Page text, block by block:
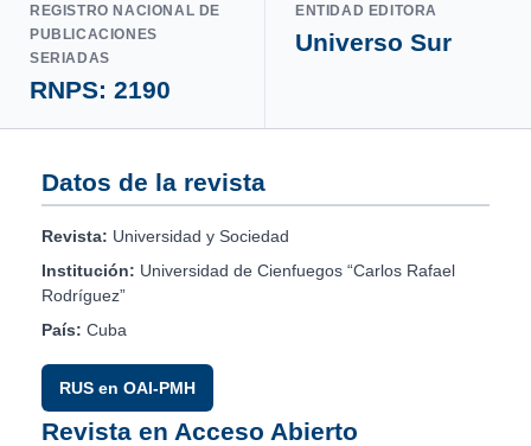
REGISTRO NACIONAL DE
PUBLICACIONES
SERIADAS
RNPS: 2190
ENTIDAD EDITORA
Universo Sur
Datos de la revista
Revista: Universidad y Sociedad
Institución: Universidad de Cienfuegos “Carlos Rafael
Rodríguez”
País: Cuba
RUS en OAI-PMH
Revista en Acceso Abierto